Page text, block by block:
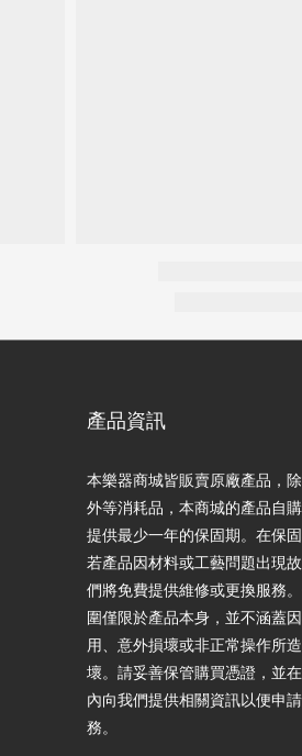
產品資訊
本樂器商城皆販賣原廠產品，
外等消耗品，本商城的產品自
提供最少一年的保固期。在保固
若產品因材料或工藝問題出現
們將免費提供維修或更換服務
圍僅限於產品本身，並不涵蓋
用、意外損壞或非正常操作所
壞。請妥善保管購買憑證，並
內向我們提供相關資訊以便申
務。